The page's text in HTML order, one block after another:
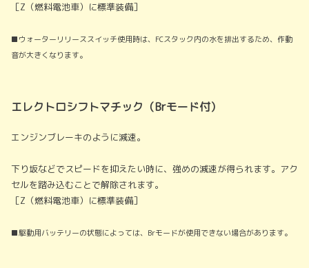
［Z（燃料電池車）に標準装備］
■ウォーターリリーススイッチ使用時は、FCスタック内の水を排出するため、作動
音が大きくなります。
エレクトロシフトマチック（Brモード付）
エンジンブレーキのように減速。
下り坂などでスピードを抑えたい時に、強めの減速が得られます。アク
セルを踏み込むことで解除されます。
［Z（燃料電池車）に標準装備］
■駆動用バッテリーの状態によっては、Brモードが使用できない場合があります。